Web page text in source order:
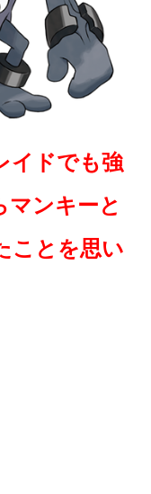
イドでも強
マンキーと
ことを思い